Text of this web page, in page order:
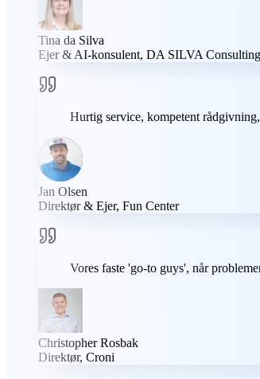
Tina da Silva
Ejer & AI-konsulent, DA SILVA Consulting
Hurtig service, kompetent
Jan Olsen
Direktør & Ejer, Fun Center
Vores faste 'go-to guys', når
Christopher Rosbak
Direktør, Croni